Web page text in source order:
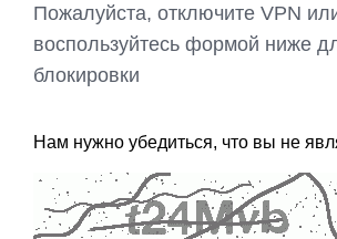
Пожалуйста, отключите VPN
воспользуйтесь формой ниже
блокировки
Нам нужно убедиться, что вы не